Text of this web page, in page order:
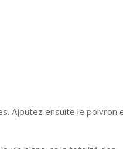
Ajoutez ensuite le poivron